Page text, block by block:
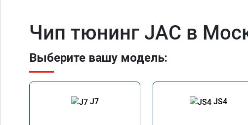
Чип тюнинг JAC в
Выберите вашу модель:
J7 JS4